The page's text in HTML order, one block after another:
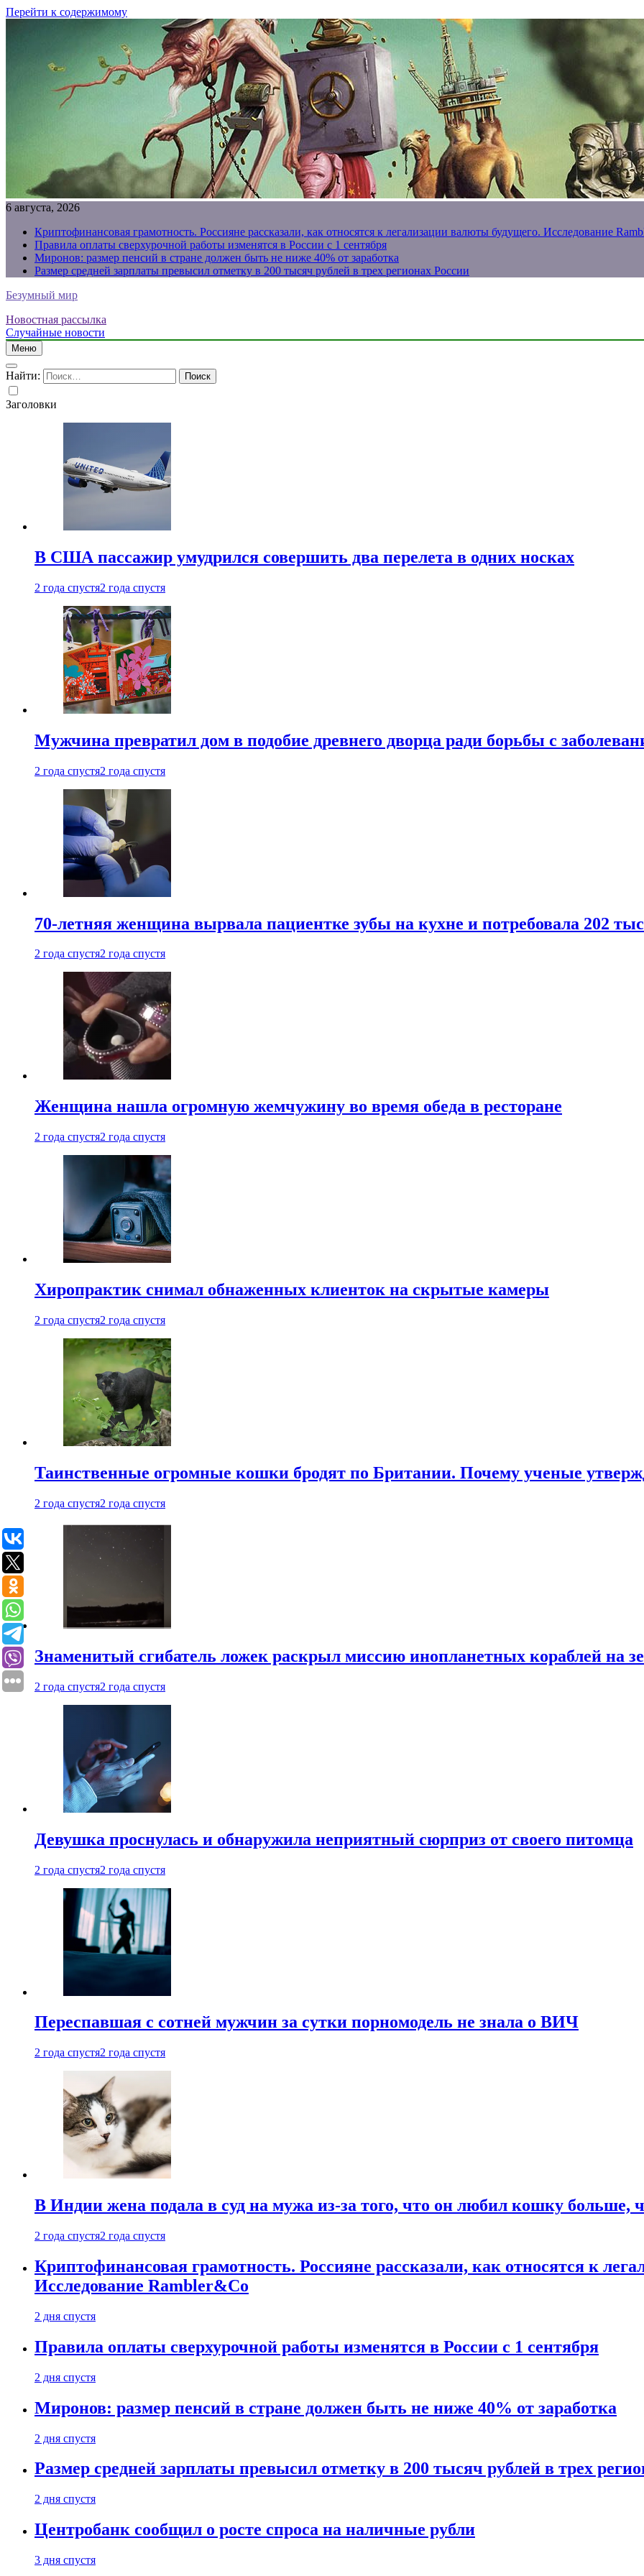
Перейти к содержимому
6 августа, 2026
Криптофинансовая грамотность. Россияне рассказали, как относятся к легализации валюты будущего. Исследование
Правила оплаты сверхурочной работы изменятся в России с 1 сентября
Миронов: размер пенсий в стране должен быть не ниже 40% от заработка
Размер средней зарплаты превысил отметку в 200 тысяч рублей в трех регионах России
Безумный мир
Новостная рассылка
Случайные новости
Меню
Найти:
Заголовки
В США пассажир умудрился совершить два перелета в одних носках
2 года спустя2 года спустя
Мужчина превратил дом в подобие древнего дворца ради борьбы с
2 года спустя2 года спустя
70-летняя женщина вырвала пациентке зубы на кухне и потребовала 202
2 года спустя2 года спустя
Женщина нашла огромную жемчужину во время обеда в ресторане
2 года спустя2 года спустя
Хиропрактик снимал обнаженных клиенток на скрытые камеры
2 года спустя2 года спустя
Таинственные огромные кошки бродят по Британии. Почему ученые
2 года спустя2 года спустя
Знаменитый сгибатель ложек раскрыл миссию инопланетных кораблей на
2 года спустя2 года спустя
Девушка проснулась и обнаружила неприятный сюрприз от своего питомца
2 года спустя2 года спустя
Переспавшая с сотней мужчин за сутки порномодель не знала о ВИЧ
2 года спустя2 года спустя
В Индии жена подала в суд на мужа из-за того, что он любил кошку больше,
2 года спустя2 года спустя
Криптофинансовая грамотность. Россияне рассказали, как относятся к
Исследование Rambler&Co
2 дня спустя
Правила оплаты сверхурочной работы изменятся в России с 1 сентября
2 дня спустя
Миронов: размер пенсий в стране должен быть не ниже 40% от заработка
2 дня спустя
Размер средней зарплаты превысил отметку в 200 тысяч рублей в трех
2 дня спустя
Центробанк сообщил о росте спроса на наличные рубли
3 дня спустя